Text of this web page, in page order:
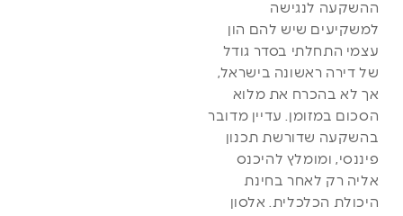
ההשקעה לנגישה
למשקיעים שיש להם הון
עצמי התחלתי בסדר גודל
של דירה ראשונה בישראל,
אך לא בהכרח את מלוא
הסכום במזומן. עדיין מדובר
בהשקעה שדורשת תכנון
פיננסי, ומומלץ להיכנס
אליה רק לאחר בחינת
היכולת הכלכלית. אלסון